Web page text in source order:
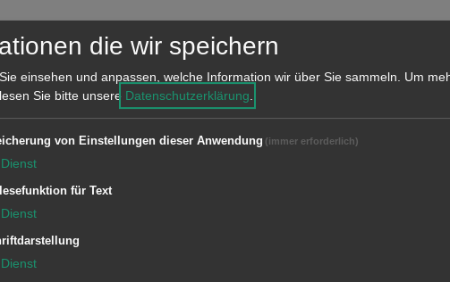
Drehleiter unterstützt werden.
der Drehleiter vom 1 OG. in den
die wir speichern
einsehen und anpassen, welche Information wir über Sie sammeln. Um
Sie bitte unsere Datenschutzerklärung.
von Einstellungen dieser Anwendung (immer erforderlich)
Dienst
für Text
Dienst
Dienst